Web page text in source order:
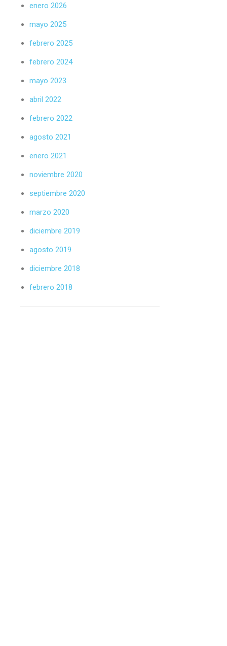
enero 2026
mayo 2025
febrero 2025
febrero 2024
mayo 2023
abril 2022
febrero 2022
agosto 2021
enero 2021
noviembre 2020
septiembre 2020
marzo 2020
diciembre 2019
agosto 2019
diciembre 2018
febrero 2018